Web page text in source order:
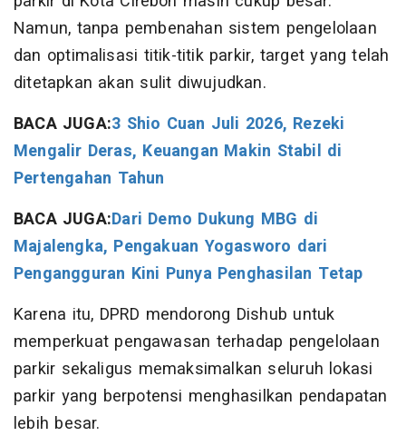
Namun, tanpa pembenahan sistem pengelolaan
dan optimalisasi titik-titik parkir, target yang telah
ditetapkan akan sulit diwujudkan.
BACA JUGA:3 Shio Cuan Juli 2026, Rezeki
Mengalir Deras, Keuangan Makin Stabil di
Pertengahan Tahun
BACA JUGA:Dari Demo Dukung MBG di
Majalengka, Pengakuan Yogasworo dari
Pengangguran Kini Punya Penghasilan Tetap
Karena itu, DPRD mendorong Dishub untuk
memperkuat pengawasan terhadap pengelolaan
parkir sekaligus memaksimalkan seluruh lokasi
parkir yang berpotensi menghasilkan pendapatan
lebih besar.